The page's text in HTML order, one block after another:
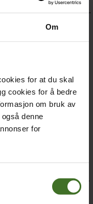
Om
for at du skal
cookies for å bedre
om bruk av
denne
for
av mobiltelefonen din.
angreskjema
MobilBytte.
Fyll ut angreskjema
å angre kjøp av
14 dager etter
om dette. De
at de ikke kan skades.